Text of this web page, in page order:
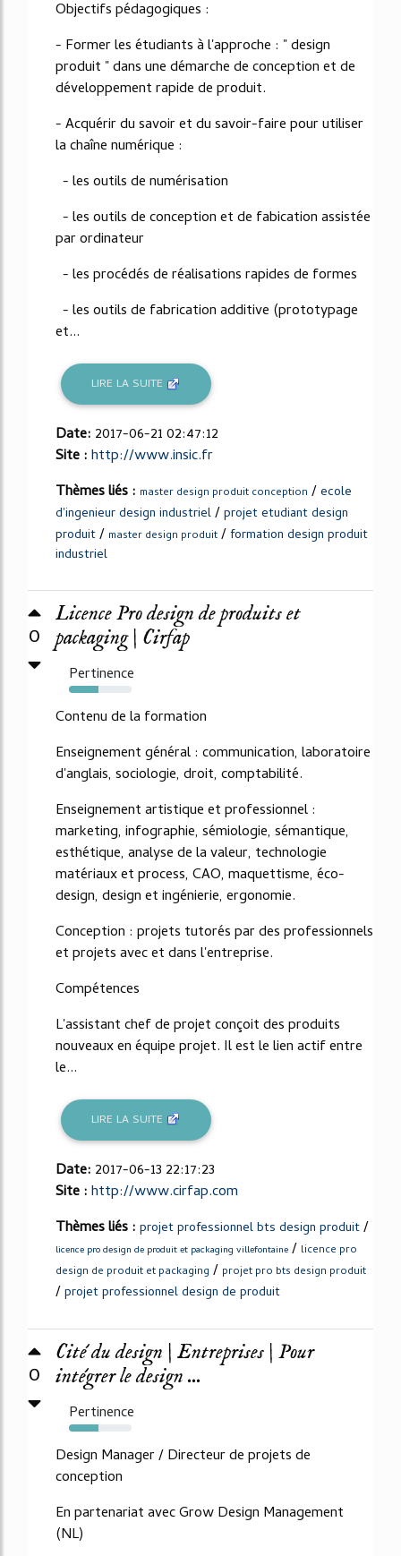
Objectifs pédagogiques :
- Former les étudiants à l'approche : " design
produit " dans une démarche de conception et de
développement rapide de produit.
- Acquérir du savoir et du savoir-faire pour utiliser
la chaîne numérique :
- les outils de numérisation
- les outils de conception et de fabication assistée
par ordinateur
- les procédés de réalisations rapides de formes
- les outils de fabrication additive (prototypage
et...
LIRE LA SUITE
Date: 2017-06-21 02:47:12
Site :http://www.insic.fr
Thèmes liés : master design produit conception /ecole
d'ingenieur design industriel/projet etudiant design
produit/ master design produit /formation design produit
industriel
0
Licence Pro design de produits et
packaging | Cirfap
Pertinence
47%
Contenu de la formation
Enseignement général : communication, laboratoire
d'anglais, sociologie, droit, comptabilité.
Enseignement artistique et professionnel :
marketing, infographie, sémiologie, sémantique,
esthétique, analyse de la valeur, technologie
matériaux et process, CAO, maquettisme, éco-
design, design et ingénierie, ergonomie.
Conception : projets tutorés par des professionnels
et projets avec et dans l'entreprise.
Compétences
L'assistant chef de projet conçoit des produits
nouveaux en équipe projet. Il est le lien actif entre
le...
LIRE LA SUITE
Date: 2017-06-13 22:17:23
Site :http://www.cirfap.com
Thèmes liés : projet professionnel bts design produit/
licence pro design de produit et packaging villefontaine / licence pro
design de produit et packaging / projet pro bts design produit
/projet professionnel design de produit
0
Cité du design | Entreprises | Pour
intégrer le design ...
Pertinence
47%
Design Manager / Directeur de projets de
conception
En partenariat avec Grow Design Management
(NL)